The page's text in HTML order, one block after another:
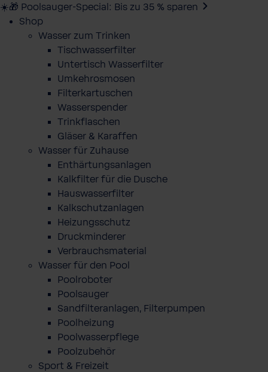
☀️🎁 Poolsauger-Special: Bis zu 35 % sparen
Shop
Wasser zum Trinken
Tischwasserfilter
Untertisch Wasserfilter
Umkehrosmosen
Filterkartuschen
Wasserspender
Trinkflaschen
Gläser & Karaffen
Wasser für Zuhause
Enthärtungsanlagen
Kalkfilter für die Dusche
Hauswasserfilter
Kalkschutzanlagen
Heizungsschutz
Druckminderer
Verbrauchsmaterial
Wasser für den Pool
Poolroboter
Poolsauger
Sandfilteranlagen, Filterpumpen
Poolheizung
Poolwasserpflege
Poolzubehör
Sport & Freizeit